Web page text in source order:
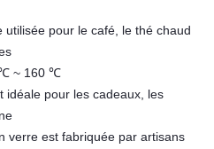
pour le café, le thé chaud
℃ ~ 160 ℃
idéale pour les cadeaux, les
verre est fabriquée par artisans